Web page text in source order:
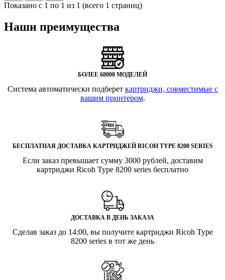
Показано с 1 по 1 из 1 (всего 1 страниц)
Наши преимущества
БОЛЕЕ 68000 МОДЕЛЕЙ
Система автоматически подберет картриджи, совместимые с
вашим принтером.
БЕСПЛАТНАЯ ДОСТАВКА КАРТРИДЖЕЙ RICOH TYPE 8200 SERIES
Если заказ превышает сумму 3000 рублей, доставим
картриджи Ricoh Type 8200 series бесплатно
ДОСТАВКА В ДЕНЬ ЗАКАЗА
Сделав заказ до 14:00, вы получите картриджи Ricoh Type
8200 series в тот же день